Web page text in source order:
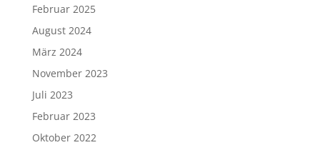
Februar 2025
August 2024
März 2024
November 2023
Juli 2023
Februar 2023
Oktober 2022